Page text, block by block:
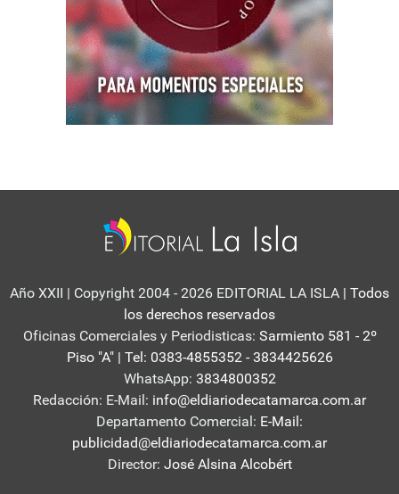
Año XXII | Copyright 2004 - 2026 EDITORIAL LA ISLA | Todos
los derechos reservados
Oficinas Comerciales y Periodisticas: Sarmiento 581 - 2º
Piso "A" | Tel: 0383-4855352 - 3834425626
WhatsApp: 3834800352
Redacción: E-Mail: info@eldiariodecatamarca.com.ar
Departamento Comercial: E-Mail:
publicidad@eldiariodecatamarca.com.ar
Director: José Alsina Alcobért